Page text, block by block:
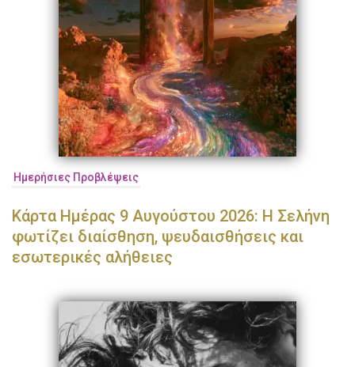
Ημερήσιες Προβλέψεις
Κάρτα Ημέρας 9 Αυγούστου 2026: Η Σελήνη
φωτίζει διαίσθηση, ψευδαισθήσεις και
εσωτερικές αλήθειες